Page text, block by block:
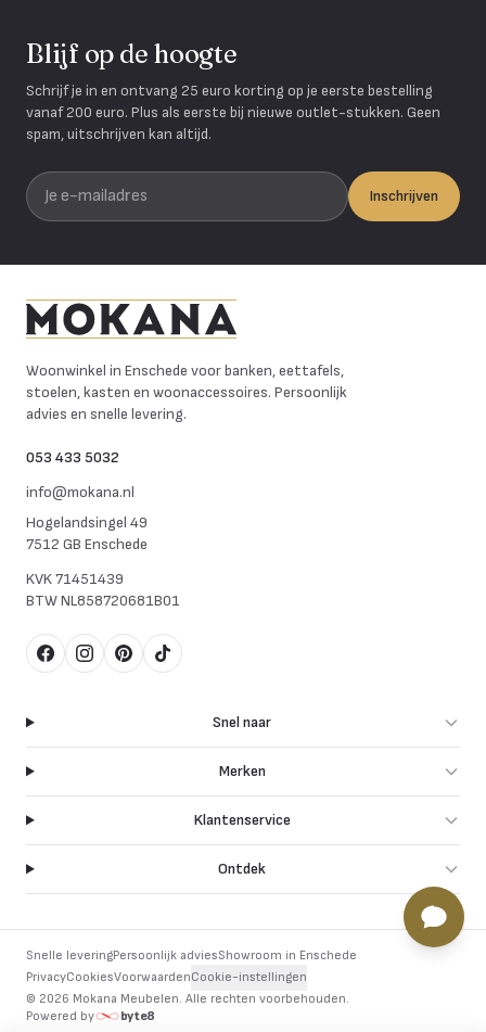
Blijf op de hoogte
Schrijf je in en ontvang 25 euro korting op je eerste bestelling
vanaf 200 euro. Plus als eerste bij nieuwe outlet-stukken. Geen
spam, uitschrijven kan altijd.
Je e-mailadres
Inschrijven
Woonwinkel in Enschede voor banken, eettafels,
stoelen, kasten en woonaccessoires. Persoonlijk
advies en snelle levering.
053 433 5032
info@mokana.nl
Hogelandsingel 49
7512 GB Enschede
KVK71451439
BTWNL858720681B01
FacebookInstagram
Pinterest
TikTok
Snel naar
Merken
Klantenservice
Ontdek
Snelle leveringPersoonlijk adviesShowroom in Enschede
PrivacyCookiesVoorwaardenCookie-instellingen
© 2026 Mokana Meubelen. Alle rechten voorbehouden.
Powered by
byte8